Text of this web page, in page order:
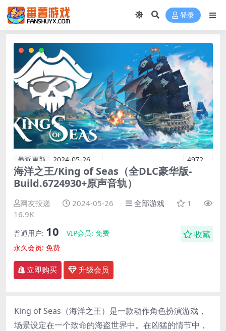
登录
最近更新 2024-05-26 4972
海洋之王/King of Seas（全DLC豪华版-
Build.6724930+原声音轨）
网友投递 2024-05-26 全部游戏
1
16.9K
普通用户: 10 VIP会员: 免费
永久会员: 免费
收藏
立即购买 升级会员
King of Seas（海洋之王）是一款动作角色扮演游戏，
场景设定在一个致命的海盗世界中。在凶猛的情节中，